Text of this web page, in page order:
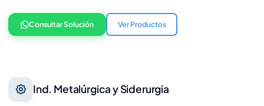
Consultar Solución Ver Productos
Ind. Metalúrgica y Siderurgia